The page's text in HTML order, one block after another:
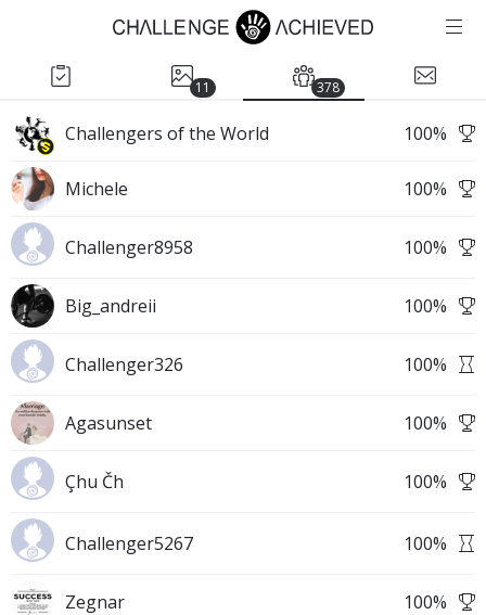
11 378
Challengers of the World 100%
Michele 100%
Challenger8958 100%
Big_andreii 100%
Challenger326 100%
Agasunset 100%
Çhu Čh 100%
Challenger5267 100%
Zegnar 100%